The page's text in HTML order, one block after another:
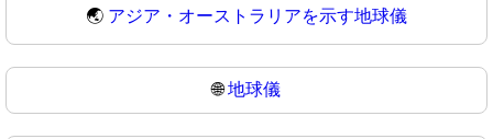
🌏 アジア・オーストラリアを示す地球儀
🌐地球儀